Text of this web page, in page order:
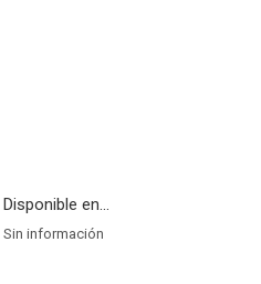
Disponible en...
Sin información